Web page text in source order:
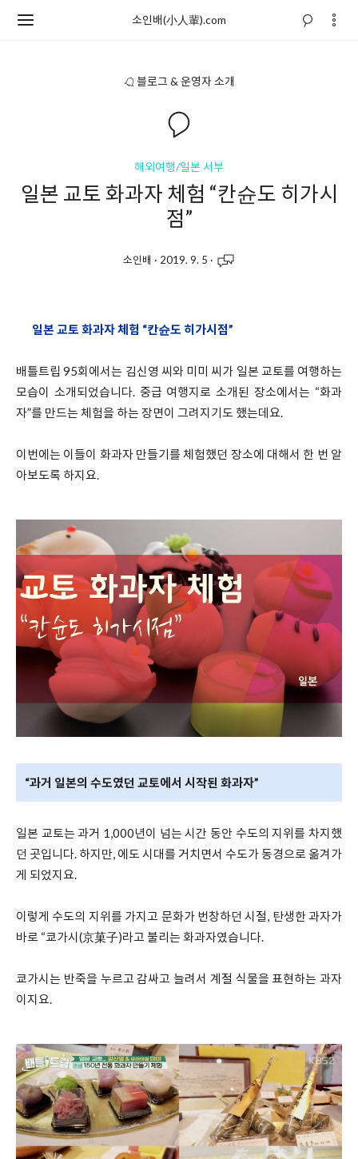
소인배(小人輩).com
블로그 & 운영자 소개
해외여행/일본 서부
일본 교토 화과자 체험 “칸슌도 히가시
점”
소인배 · 2019. 9. 5 ·
일본 교토 화과자 체험 “칸슌도 히가시점”
배틀트립 95회에서는 김신영 씨와 미미 씨가 일본 교토를 여행하는
모습이 소개되었습니다. 중급 여행지로 소개된 장소에서는 “화과
자”를 만드는 체험을 하는 장면이 그려지기도 했는데요.
이번에는 이들이 화과자 만들기를 체험했던 장소에 대해서 한 번 알
아보도록 하지요.
“과거 일본의 수도였던 교토에서 시작된 화과자”
일본 교토는 과거 1,000년이 넘는 시간 동안 수도의 지위를 차지했
던 곳입니다. 하지만, 에도 시대를 거치면서 수도가 동경으로 옮겨가
게 되었지요.
이렇게 수도의 지위를 가지고 문화가 번창하던 시절, 탄생한 과자가
바로 “쿄가시(京菓子)라고 불리는 화과자였습니다.
쿄가시는 반죽을 누르고 감싸고 늘려서 계절 식물을 표현하는 과자
이지요.